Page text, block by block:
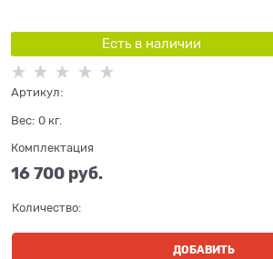
Есть в наличии
Артикул:
Вес: 0 кг.
Комплектация
16 700 руб.
Количество:
ДОБАВИТЬ